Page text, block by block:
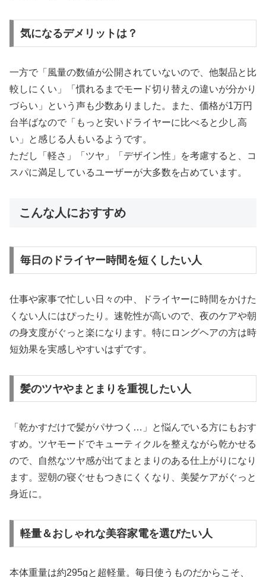
気になるデメリットは？
一方で「風量の数値が公開されていないので、他製品と比
較しにくい」「慣れるまでモード切り替えの違いが分かり
づらい」という声も少数ありました。また、価格が1万円
台半ばなので「もっと安いドライヤーに比べると少し高
い」と感じる人もいるようです。
ただし「軽さ」「ツヤ」「デザイン性」を考慮すると、コ
スパに満足しているユーザーが大多数を占めています。
こんな人におすすめ
毎日のドライヤー時間を短くしたい人
仕事や家事で忙しい日々の中、ドライヤーに時間をかけた
くない人にはぴったり。速乾性が高いので、夜のケアや朝
の身支度がぐっと楽になります。特にロングヘアの方は時
短効果を実感しやすいはずです。
髪のツヤやまとまりを重視したい人
「乾かすだけで髪がパサつく…」と悩んでいる方にもおす
すめ。ツヤモードでキューティクルを整えながら乾かせる
ので、自然なツヤ感が出てまとまりのある仕上がりになり
ます。翌朝の寝ぐせもつきにくくなり、美髪ケアがぐっと
身近に。
軽量＆おしゃれな美容家電を選びたい人
本体重量は約295gと超軽量。毎日使うものだからこそ、